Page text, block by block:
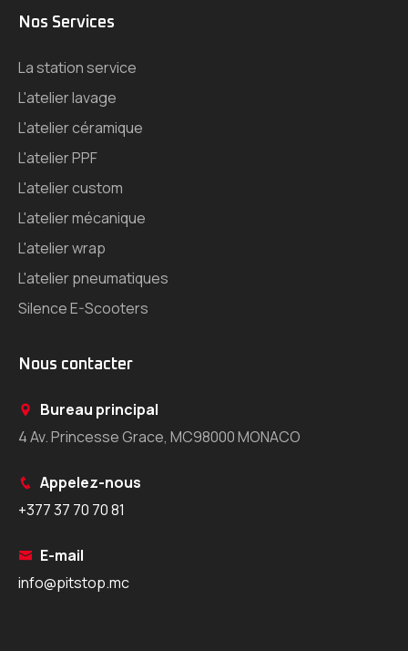
Nos Services
La station service
L'atelier lavage
L'atelier céramique
L'atelier PPF
L'atelier custom
L'atelier mécanique
L'atelier wrap
L'atelier pneumatiques
Silence E-Scooters
Nous contacter
Bureau principal
4 Av. Princesse Grace, MC98000 MONACO
Appelez-nous
+377 37 70 70 81
E-mail
info@pitstop.mc